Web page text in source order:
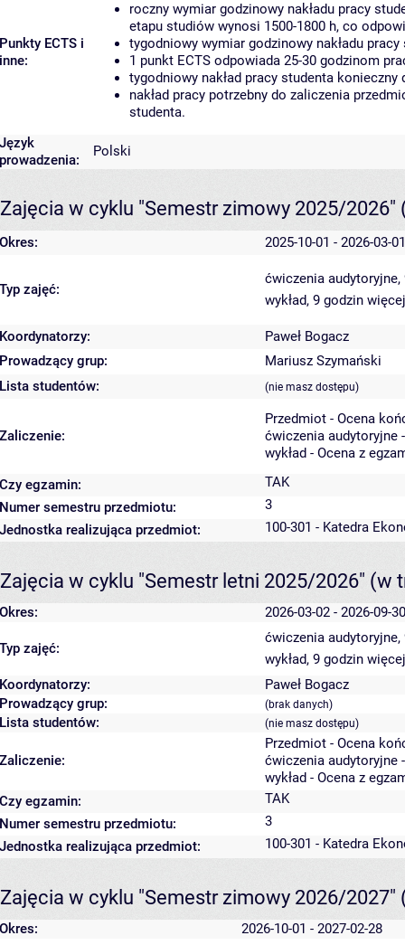
Punkty ECTS i
inne:
roczny wymiar godzinowy nakładu pracy
etapu studiów wynosi 1500-1800 h, co
tygodniowy wymiar godzinowy nakładu
1 punkt ECTS odpowiada 25-30 godzinom
tygodniowy nakład pracy studenta
nakład pracy potrzebny do zaliczenia
studenta.
Język
prowadzenia:
Polski
Zajęcia w cyklu "Semestr zimowy 2025/2026"
Okres: 2025-10-01 - 2026-03-01
Typ zajęć:
ćwiczenia
wykład, 9 godzin
Koordynatorzy:
Paweł Bogacz
Prowadzący grup:
Mariusz Szymański
Lista studentów:
(nie masz dostępu)
Zaliczenie:
Przedmiot - Ocena
ćwiczenia audytoryjne
wykład - Ocena z
Czy egzamin:
TAK
Numer semestru przedmiotu:
3
Jednostka realizująca przedmiot:
100-301 - Katedra
Zajęcia w cyklu "Semestr letni 2025/2026" (w
Okres: 2026-03-02 - 2026-09-30
Typ zajęć:
ćwiczenia
wykład, 9 godzin
Koordynatorzy:
Paweł Bogacz
Prowadzący grup:
(brak danych)
Lista studentów: (nie masz dostępu)
Zaliczenie:
Przedmiot - Ocena
ćwiczenia audytoryjne
wykład - Ocena z
Czy egzamin:
TAK
Numer semestru przedmiotu:
3
Jednostka realizująca przedmiot:
100-301 - Katedra
Zajęcia w cyklu "Semestr zimowy 2026/2027"
Okres: 2026-10-01 - 2027-02-28